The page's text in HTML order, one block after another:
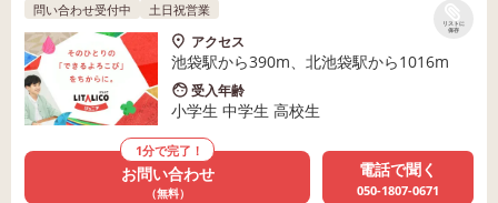
リストに
保存
問い合わせ受付中 土日祝営業
アクセス
池袋駅から390m、北池袋駅から1016m
受入年齢
小学生 中学生 高校生
1分で完了！
お問い合わせ
（無料）
電話で聞く
050-1807-0671